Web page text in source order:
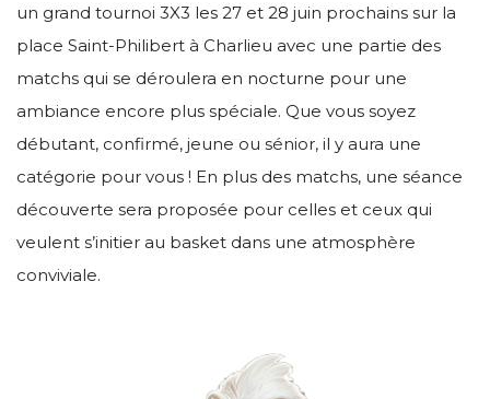
un grand tournoi 3X3 les 27 et 28 juin prochains sur la
place Saint-Philibert à Charlieu avec une partie des
matchs qui se déroulera en nocturne pour une
ambiance encore plus spéciale. Que vous soyez
débutant, confirmé, jeune ou sénior, il y aura une
catégorie pour vous ! En plus des matchs, une séance
découverte sera proposée pour celles et ceux qui
veulent s’initier au basket dans une atmosphère
conviviale.